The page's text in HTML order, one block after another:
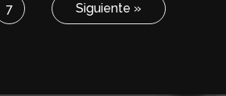
7 Siguiente »